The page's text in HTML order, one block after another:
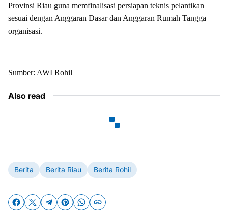
Provinsi Riau guna memfinalisasi persiapan teknis pelantikan
sesuai dengan Anggaran Dasar dan Anggaran Rumah Tangga
organisasi.
Sumber: AWI Rohil
Also read
Berita Berita Riau Berita Rohil